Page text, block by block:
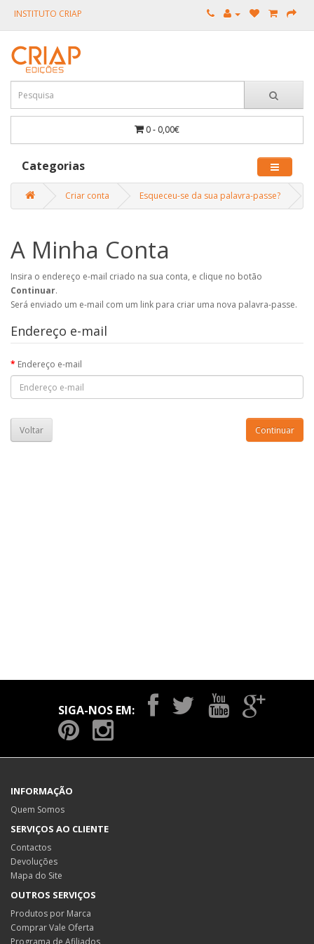
INSTITUTO CRIAP
0 - 0,00€
Categorias
Criar conta Esqueceu-se da sua palavra-passe?
A Minha Conta
Insira o endereço e-mail criado na sua conta, e clique no botão
Continuar.
Será enviado um e-mail com um link para criar uma nova palavra-passe.
Endereço e-mail
Endereço e-mail
Voltar
SIGA-NOS EM:
INFORMAÇÃO
Quem Somos
SERVIÇOS AO CLIENTE
Contactos
Devoluções
Mapa do Site
OUTROS SERVIÇOS
Produtos por Marca
Comprar Vale Oferta
Programa de Afiliados